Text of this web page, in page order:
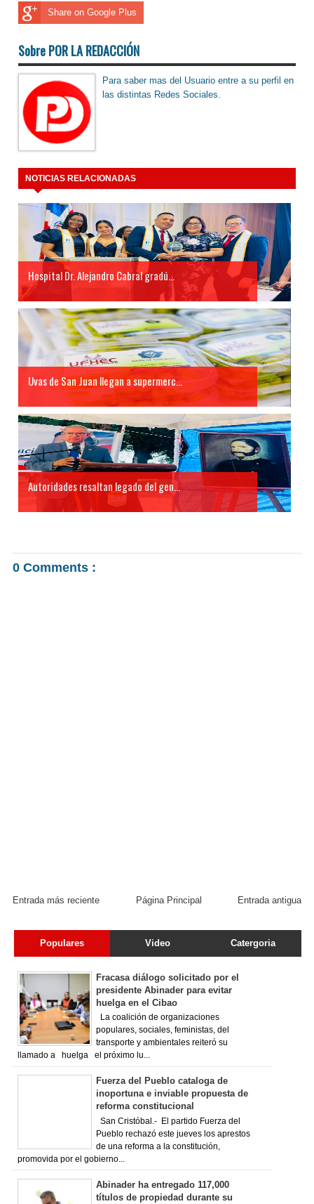
Share on Google Plus
Sobre POR LA REDACCIÓN
Para saber mas del Usuario entre a su perfil en
las distintas Redes Sociales.
NOTICIAS RELACIONADAS
Hospital Dr. Alejandro Cabral gradú...
Uvas de San Juan llegan a supermerc...
Autoridades resaltan legado del gen...
0 Comments :
Entrada más reciente Entrada antigua
Página Principal
Populares Video Catergoria
Fracasa diálogo solicitado por el
presidente Abinader para evitar
huelga en el Cibao
La coalición de organizaciones
populares, sociales, feministas, del
transporte y ambientales reiteró su
llamado a huelga el próximo lu...
Fuerza del Pueblo cataloga de
inoportuna e inviable propuesta de
reforma constitucional
San Cristóbal.- El partido Fuerza del
Pueblo rechazó este jueves los aprestos
de una reforma a la constitución,
promovida por el gobierno...
Abinader ha entregado 117,000
títulos de propiedad durante su